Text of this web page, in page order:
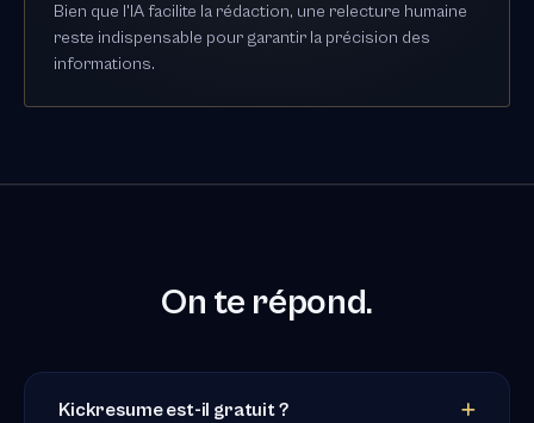
Bien que l'IA facilite la rédaction, une relecture humaine
reste indispensable pour garantir la précision des
informations.
On te répond.
Kickresume est-il gratuit ?